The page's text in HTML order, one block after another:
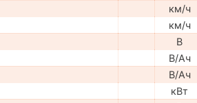
км/ч
км/ч
В
В/Ач
В/Ач
кВт